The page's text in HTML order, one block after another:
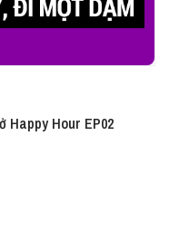
Happy Hour EP02